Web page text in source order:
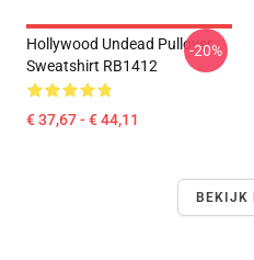
Hollywood Undead Pullover
Sweatshirt RB1412
€ 37,67 - € 44,11
-20%
BEKIJK